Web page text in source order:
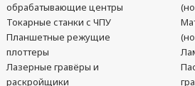
обрабатывающие центры
Токарные станки с ЧПУ
Планшетные режущие
плоттеры
Лазерные гравёры и
раскройщики